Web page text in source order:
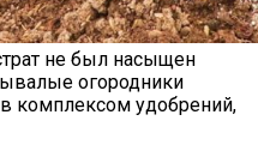
не был насыщен
огородники
комплексом удобрений,